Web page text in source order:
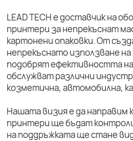
LEAD TECH е доставчик на
принтери за непрекъснат
картонени опаковки. От
непрекъснато използване
подобрят ефективността
обслужват различни
козметична, автомобилна,
Нашата визия е да направим
принтери ще бъдат
на поддръжката ще стане